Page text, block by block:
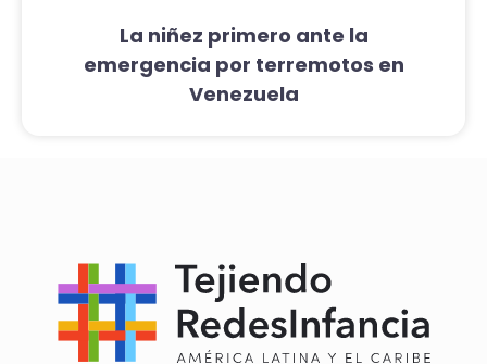
La niñez primero ante la
emergencia por terremotos en
Venezuela